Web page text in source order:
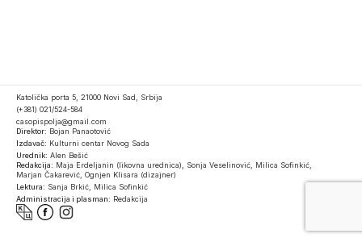
Katolička porta 5, 21000 Novi Sad, Srbija
(+381) 021/524-584
casopispolja@gmail.com
Direktor: Bojan Panaotović
Izdavač: Kulturni centar Novog Sada
Urednik: Alen Bešić
Redakcija: Maja Erdeljanin (likovna urednica), Sonja Veselinović, Milica Sofinkić,
Marjan Čakarević, Ognjen Klisara (dizajner)
Lektura: Sanja Brkić, Milica Sofinkić
Administracija i plasman: Redakcija